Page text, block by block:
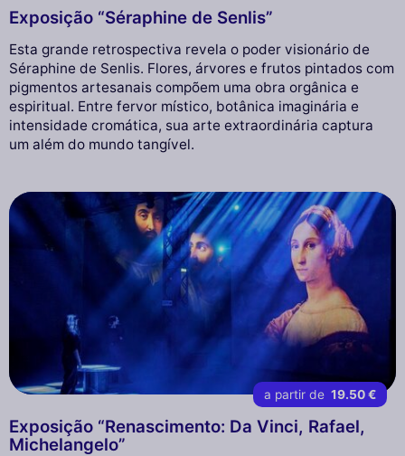
Exposição “Séraphine de Senlis”
Esta grande retrospectiva revela o poder visionário de
Séraphine de Senlis. Flores, árvores e frutos pintados com
pigmentos artesanais compõem uma obra orgânica e
espiritual. Entre fervor místico, botânica imaginária e
intensidade cromática, sua arte extraordinária captura
um além do mundo tangível.
a partir de 19.50 €
Exposição “Renascimento: Da Vinci, Rafael,
Michelangelo”